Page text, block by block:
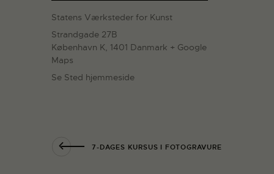
Statens Værksteder for Kunst
Strandgade 27B
København K, 1401 Danmark + Google
Maps
Se Sted hjemmeside
7-DAGES KURSUS I FOTOGRAVURE